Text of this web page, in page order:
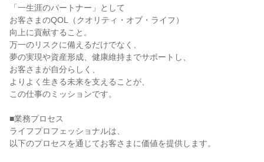
「一生涯のパートナー」として
お客さまのQOL（クオリティ・オブ・ライフ）
向上に貢献すること。
万一のリスクに備えるだけでなく、
夢の実現や資産形成、健康維持までサポートし、
お客さまが自分らしく、
よりよく生きる未来を支えることが、
この仕事のミッションです。
■業務プロセス
ライフプロフェッショナルは、
以下のプロセスを通じてお客さまに価値を提供します。